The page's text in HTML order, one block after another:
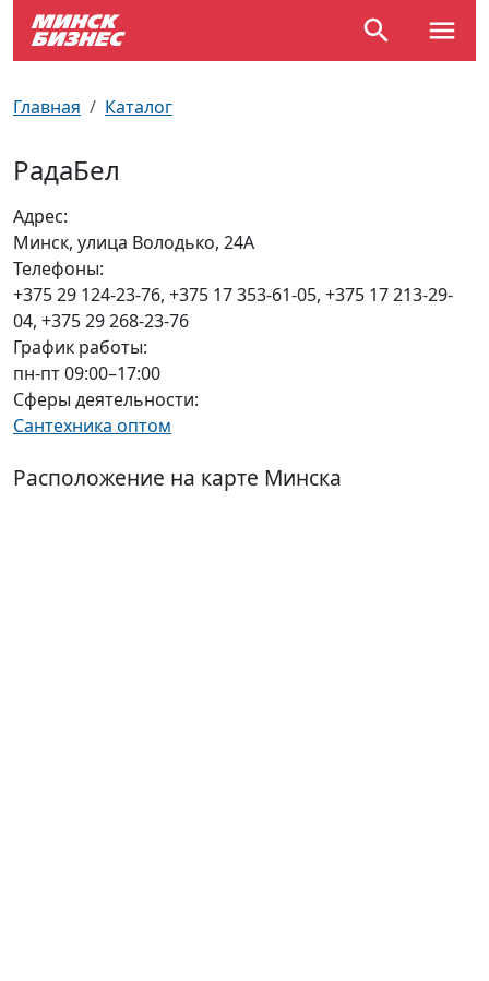
Главная Каталог
РадаБел
Адрес:
Минск, улица Володько, 24А
Телефоны:
+375 29 124-23-76, +375 17 353-61-05, +375 17 213-29-
04, +375 29 268-23-76
График работы:
пн-пт 09:00–17:00
Сферы деятельности:
Сантехника оптом
Расположение на карте Минска
Улицы Минска
Производственный календарь
Документы для ЗАГСа
Пробки на дорогах
Самолеты